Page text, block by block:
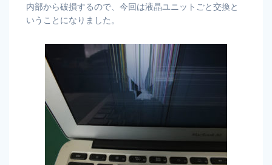
内部から破損するので、今回は液晶ユニットごと交換と
いうことになりました。